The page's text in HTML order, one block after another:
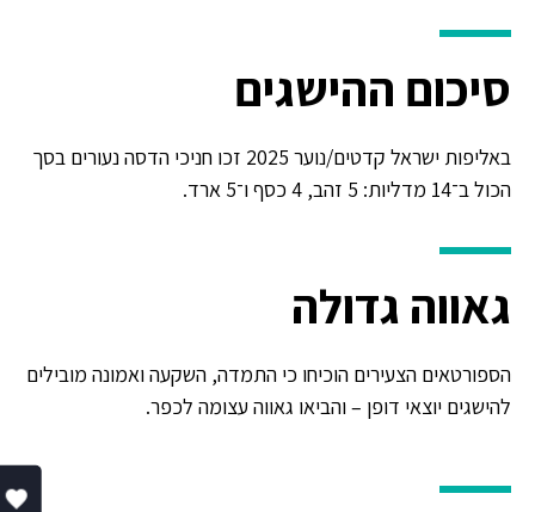
סיכום ההישגים
באליפות ישראל קדטים/נוער 2025 זכו חניכי הדסה נעורים בסך
הכול ב־14 מדליות: 5 זהב, 4 כסף ו־5 ארד.
גאווה גדולה
הספורטאים הצעירים הוכיחו כי התמדה, השקעה ואמונה מובילים
להישגים יוצאי דופן – והביאו גאווה עצומה לכפר.